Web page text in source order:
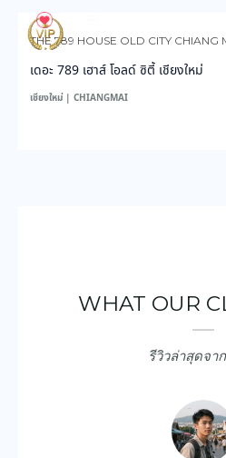
137
THE 789 HOUSE OLD CITY CHIANG
เดอะ 789 เฮาส์ โอลด์ ซิตี้ เชียงใหม่
เชียงใหม่ | CHIANGMAI
WHAT OUR
รีวิวล่าสุดจา